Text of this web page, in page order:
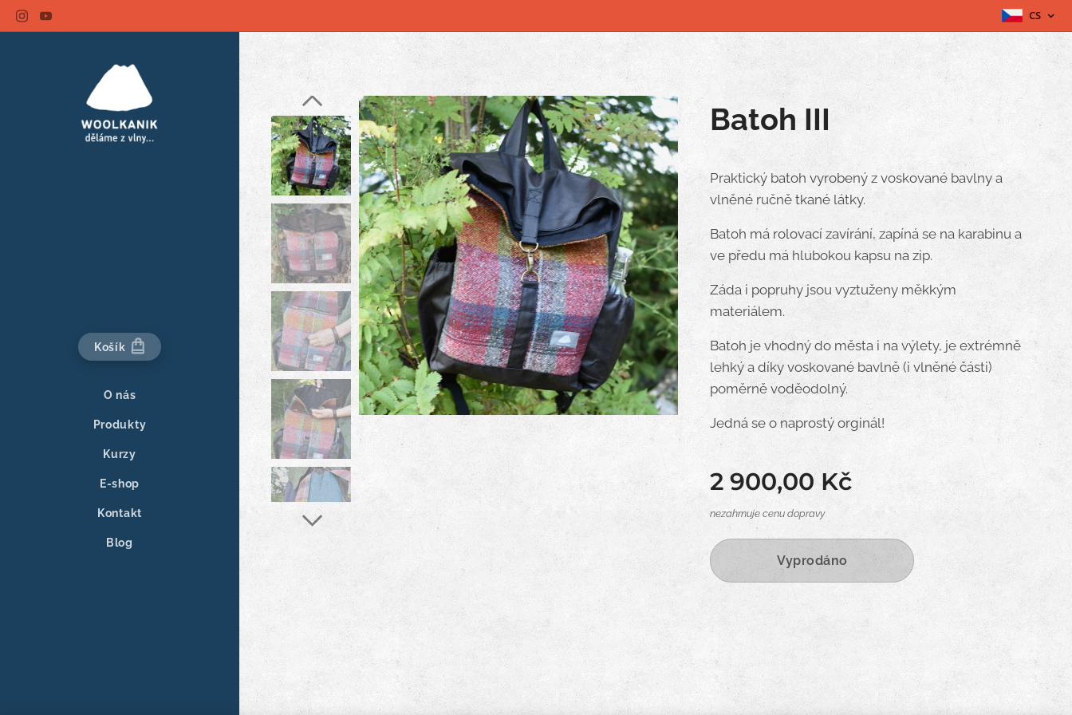
CS
Košík
O nás
Produkty
Kurzy
E-shop
Kontakt
Blog
Batoh III
Praktický batoh vyrobený z voskované bavlny a
vlněné ručně tkané látky.
Batoh má rolovací zavírání, zapíná se na karabinu a
ve předu má hlubokou kapsu na zip.
Záda i popruhy jsou vyztuženy měkkým
materiálem.
Batoh je vhodný do města i na výlety, je extrémně
lehký a díky voskované bavlně (i vlněné části)
poměrně voděodolný.
Jedná se o naprostý orginál!
2 900,00 Kč
nezahrnuje cenu dopravy
Vyprodáno